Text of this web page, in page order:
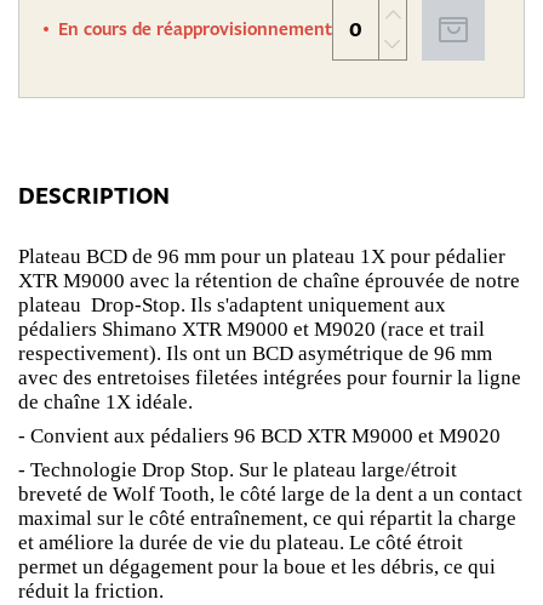
En cours de réapprovisionnement
DESCRIPTION
Plateau BCD de 96 mm pour un plateau 1X pour pédalier
XTR M9000 avec la rétention de chaîne éprouvée de notre
plateau Drop-Stop. Ils s'adaptent uniquement aux
pédaliers Shimano XTR M9000 et M9020 (race et trail
respectivement). Ils ont un BCD asymétrique de 96 mm
avec des entretoises filetées intégrées pour fournir la ligne
de chaîne 1X idéale.
- Convient aux pédaliers 96 BCD XTR M9000 et M9020
- Technologie Drop Stop. Sur le plateau large/étroit
breveté de Wolf Tooth, le côté large de la dent a un contact
maximal sur le côté entraînement, ce qui répartit la charge
et améliore la durée de vie du plateau. Le côté étroit
permet un dégagement pour la boue et les débris, ce qui
réduit la friction.